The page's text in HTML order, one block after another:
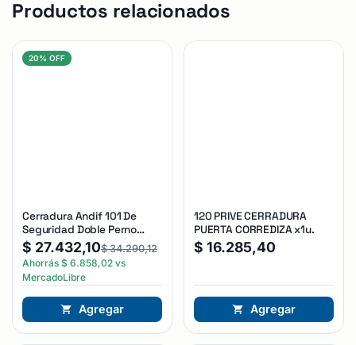
Productos relacionados
20% OFF
Cerradura Andif 101 De
Seguridad Doble Perno
Reforzada Plateado
$ 27.432,10$34.290,12
Ahorrás $ 6.858,02 vs
MercadoLibre
Agregar
120 PRIVE CERRADURA
PUERTA CORREDIZA x1u.
$ 16.285,40
Agregar